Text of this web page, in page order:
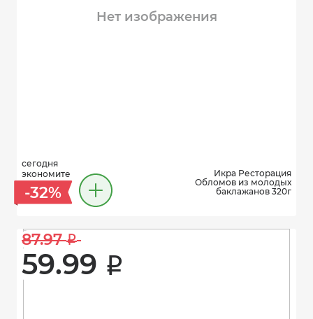
Нет изображения
сегодня
экономите
-32%
Икра Ресторация
Обломов из молодых
баклажанов 320г
87.97 i
59.99 i